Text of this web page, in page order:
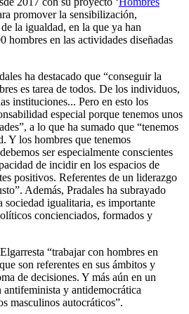
promover la sensibilización,
la igualdad, en la que ya han
hombres en las actividades diseñadas
ha destacado que “conseguir la
es tarea de todos. De los individuos,
instituciones... Pero en esto los
especial porque tenemos unos
a lo que ha sumado que “tenemos
Y los hombres que tenemos
ser especialmente conscientes
de incidir en los espacios de
positivos. Referentes de un liderazgo
Además, Pradales ha subrayado
sociedad igualitaria, es importante
concienciados, formados y
“trabajar con hombres en
son referentes en sus ámbitos y
de decisiones. Y más aún en un
y antidemocrática
masculinos autocráticos”.